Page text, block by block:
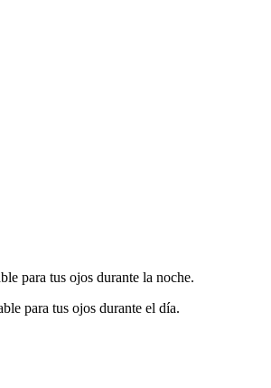
para tus ojos durante la noche.
para tus ojos durante el día.